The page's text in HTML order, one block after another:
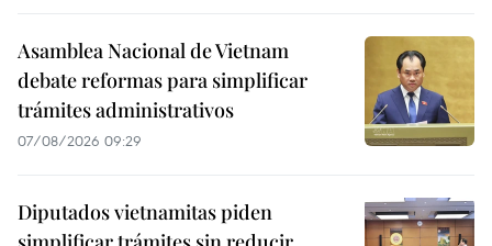
Asamblea Nacional de Vietnam
debate reformas para simplificar
trámites administrativos
07/08/2026 09:29
Diputados vietnamitas piden